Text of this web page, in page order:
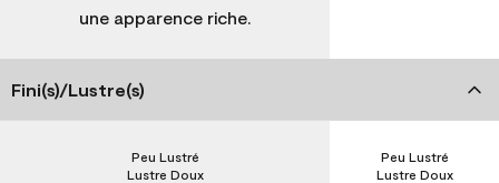
une apparence riche.
Fini(s)/Lustre(s)
Lustre Doux
Peu Lustré
Lustre Doux
Peu Lustré